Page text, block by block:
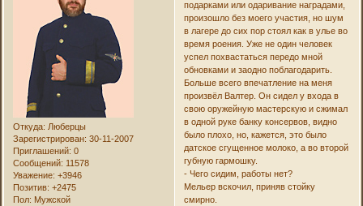
Откуда: Люберцы
Зарегистрирован: 30-11-2007
Приглашений: 0
Сообщений: 11578
Уважение: +3946
Позитив: +2475
Пол: Мужской
подарками или одаривание наградами,
произошло без моего участия, но шум
в лагере до сих пор стоял как в улье во
время роения. Уже не один человек
успел похвастаться передо мной
обновками и заодно поблагодарить.
Больше всего впечатление на меня
произвёл Валтер. Он сидел у входа в
свою оружейную мастерскую и сжимал
в одной руке банку консервов, видно
было плохо, но, кажется, это было
датское сгущенное молоко, а во второй
губную гармошку.
- Чего сидим, работы нет?
Мельер вскочил, приняв стойку
смирно.